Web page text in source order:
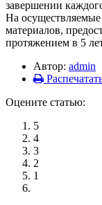
завершении
На
материалов,
протяжением в 5
Автор: admin
Оцените статью:
5
4
3
2
1